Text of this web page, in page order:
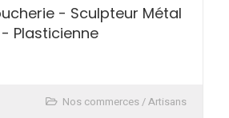
- Sculpteur Métal
- Plasticienne
Nos commerces / Artisans